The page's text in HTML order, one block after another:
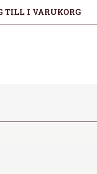
TILL I VARUKORG